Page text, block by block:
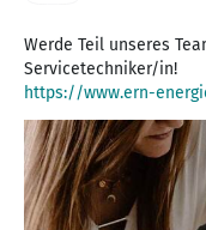
Werde Teil unseres
https://www.ern-